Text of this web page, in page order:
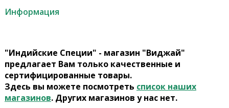
Информация
"Индийские Специи" - магазин "Виджай"
предлагает Вам только качественные и
сертифицированные товары.
Здесь вы можете посмотреть список наших
магазинов. Других магазинов у нас нет.